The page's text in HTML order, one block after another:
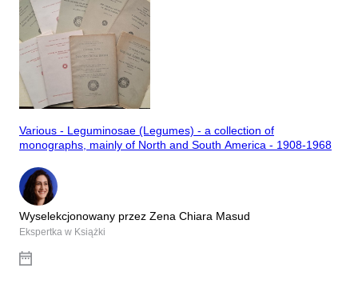
Various - Leguminosae (Legumes) - a collection of
monographs, mainly of North and South America - 1908-1968
Wyselekcjonowany przez Zena Chiara Masud
Ekspertka w Książki